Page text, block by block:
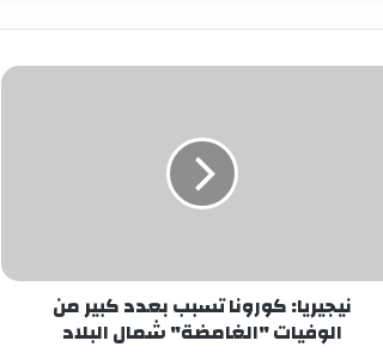
نيجيريا: كورونا تسبب بعدد كبير من
الوفيات "الغامضة" شمال البلاد